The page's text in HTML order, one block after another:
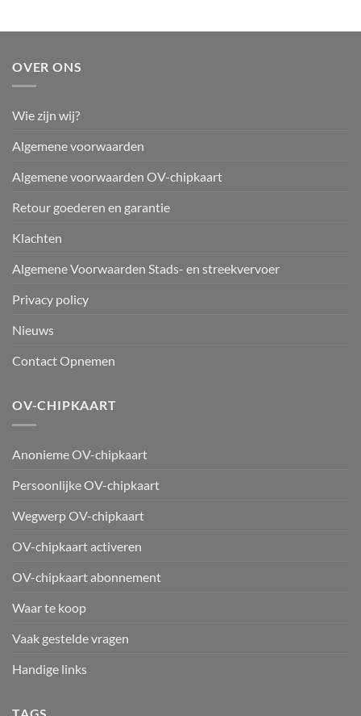
OVER ONS
Wie zijn wij?
Algemene voorwaarden
Algemene voorwaarden OV-chipkaart
Retour goederen en garantie
Klachten
Algemene Voorwaarden Stads- en streekvervoer
Privacy policy
Nieuws
Contact Opnemen
OV-CHIPKAART
Anonieme OV-chipkaart
Persoonlijke OV-chipkaart
Wegwerp OV-chipkaart
OV-chipkaart activeren
OV-chipkaart abonnement
Waar te koop
Vaak gestelde vragen
Handige links
TAGS